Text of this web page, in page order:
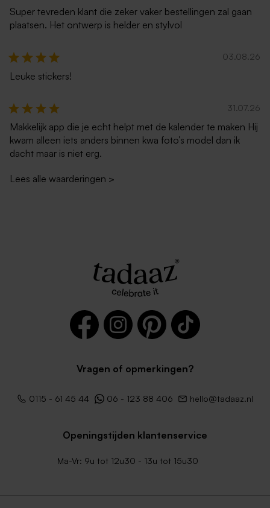
Super tevreden klant die zeker vaker bestellingen zal gaan
plaatsen. Het ontwerp is helder en stylvol
03.08.26
Leuke stickers!
31.07.26
Makkelijk app die je echt helpt met de kalender te maken Hij
kwam alleen iets anders binnen kwa foto’s model dan ik
dacht maar is niet erg.
Lees alle waarderingen >
Vragen of opmerkingen?
0115 - 61 45 44 06 - 123 88 406 hello@tadaaz.nl
Openingstijden klantenservice
Ma-Vr: 9u tot 12u30 - 13u tot 15u30